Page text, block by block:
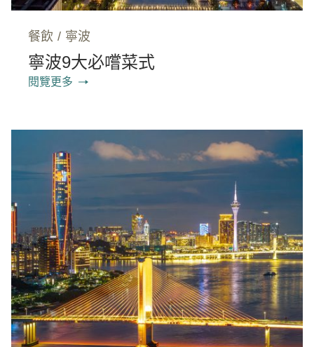
餐飲 / 寧波
寧波9大必嚐菜式
閱覽更多